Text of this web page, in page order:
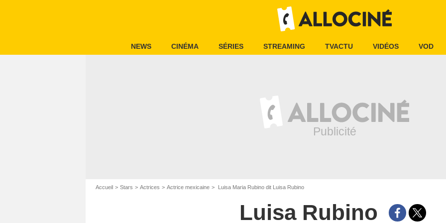
NEWS CINÉMA SÉRIES STREAMING TVACTU VIDÉOS VOD
Accueil Stars Actrices Actrice mexicaine Luisa Maria Rubino dit Luisa Rubino
Luisa Rubino